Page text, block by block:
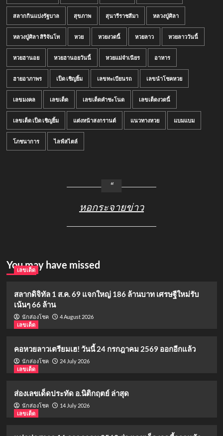
สลากกินแบ่งรัฐบาล สุขภาพ สุนารีราชสีมา หลวงปู่ศิลา
หลวงปู่ศิลา สิริจันโท หวย หวยงวดนี้ หวยลาว หวยลาววันนี้
หวยฮานอย หวยฮานอยวันนี้ หวยแม่จำเนียร อาหาร
ฮายอาภาพร เป็ด เชิญยิ้ม เลขทะเบียนรถ เลขนำโชคหวย
เลขมงคล เลขเด็ด เลขเด็ดคำชะโนด เลขเด็ดงวดนี้
เลขเด็ด เป็ด เชิญยิ้ม แต่งหน้าสงกรานต์ แนวทางหวย แบมแบม
โภชนาการ ไลฟ์สไตล์
หอกระจายข่าว
You may have missed
เลขเด็ด
สลากดิจิทัล 1 ส.ค. 69 แจกใหญ่ 186 ล้านบาท เศรษฐีใหม่รับ
เน้นๆ 66 ล้าน
นักส่องโชค
4 August 2026
เลขเด็ด
คอหวยลาวเตรียมเฮ! วันนี้ 24 กรกฎาคม 2569 ออกอีกแล้ว
นักส่องโชค
24 July 2026
เลขเด็ด
ส่องเลขเด็ดประทัด อ.นิติกฤตย์ ล่าสุด
นักส่องโชค
14 July 2026
เลขเด็ด